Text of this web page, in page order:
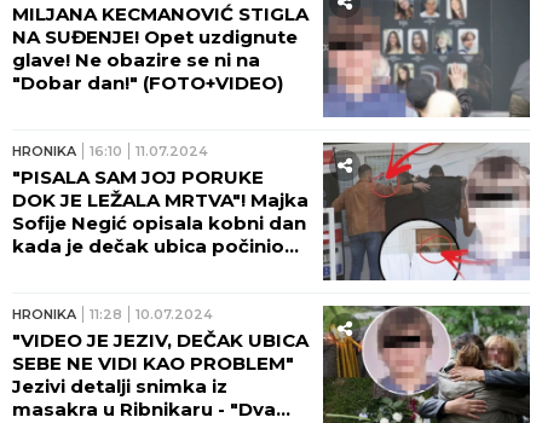
MILJANA KECMANOVIĆ STIGLA
NA SUĐENJE! Opet uzdignute
glave! Ne obazire se ni na
"Dobar dan!" (FOTO+VIDEO)
HRONIKA 16:10 11.07.2024
"PISALA SAM JOJ PORUKE
DOK JE LEŽALA MRTVA"! Majka
Sofije Negić opisala kobni dan
kada je dečak ubica počinio
HRONIKA 11:28 10.07.2024
"VIDEO JE JEZIV, DEČAK UBICA
SEBE NE VIDI KAO PROBLEM"
Jezivi detalji snimka iz
masakra u Ribnikaru - "Dva